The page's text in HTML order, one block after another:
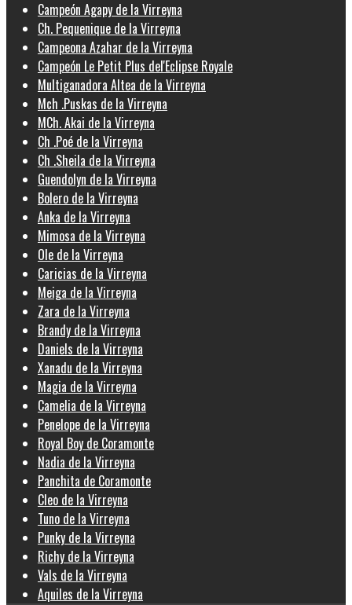
Campeón Agapy de la Virreyna
Ch. Pequenique de la Virreyna
Campeona Azahar de la Virreyna
Campeón Le Petit Plus del'Eclipse Royale
Multiganadora Altea de la Virreyna
Mch .Puskas de la Virreyna
MCh. Akai de la Virreyna
Ch .Poé de la Virreyna
Ch .Sheila de la Virreyna
Guendolyn de la Virreyna
Bolero de la Virreyna
Anka de la Virreyna
Mimosa de la Virreyna
Ole de la Virreyna
Caricias de la Virreyna
Meiga de la Virreyna
Zara de la Virreyna
Brandy de la Virreyna
Daniels de la Virreyna
Xanadu de la Virreyna
Magia de la Virreyna
Camelia de la Virreyna
Penelope de la Virreyna
Royal Boy de Coramonte
Nadia de la Virreyna
Panchita de Coramonte
Cleo de la Virreyna
Tuno de la Virreyna
Punky de la Virreyna
Richy de la Virreyna
Vals de la Virreyna
Aquiles de la Virreyna